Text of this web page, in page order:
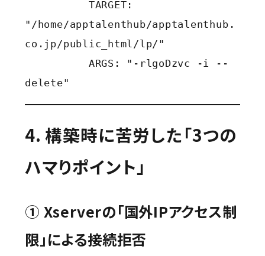
"/home/apptalenthub/apptalenthub.
co.jp/public_html/lp/"
4. 構築時に苦労した「3つの
ハマりポイント」
① Xserverの「国外IPアクセス制
限」による接続拒否